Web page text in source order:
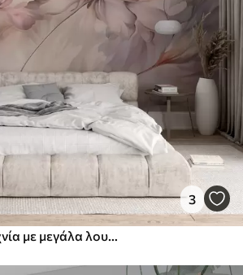
3
Μια λεπτή ανθοτεχνία με μεγάλα λουλούδια σε παστέλ χρώματα με ημιδιαφανή πέταλα, μαλακά στελέχη και ένα απαλό διάχυτο φόντο